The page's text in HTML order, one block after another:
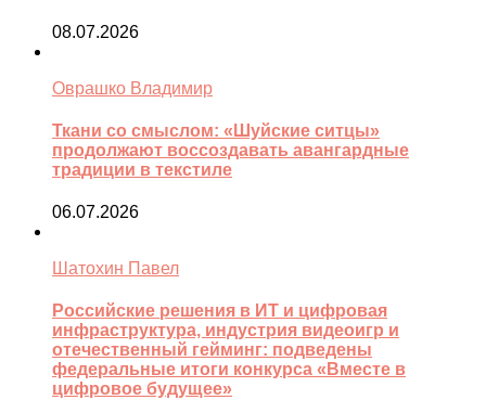
08.07.2026
Оврашко Владимир
Ткани со смыслом: «Шуйские ситцы»
продолжают воссоздавать авангардные
традиции в текстиле
06.07.2026
Шатохин Павел
Российские решения в ИТ и цифровая
инфраструктура, индустрия видеоигр и
отечественный гейминг: подведены
федеральные итоги конкурса «Вместе в
цифровое будущее»